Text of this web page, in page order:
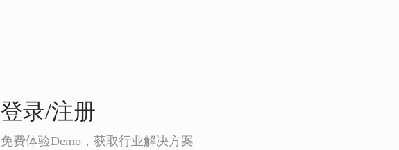
登录/注册
免费体验Demo，获取行业解决方案